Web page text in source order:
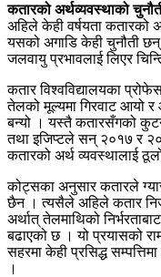
कतारको अर्थव्यवस्थाको
अहिले केही वर्षयता कतारको
यसको अगाडि केही चुनौती छन्
जलवायु प्रभावलाई लिएर
कतार विश्वविद्यालयका
तेलको मूल्यमा गिरवाट आयो र
बन्यो । यस्तै कतारसँगको
तथा इजिप्टले सन् २०१७ र
कतारको अर्थ व्यवस्थालाई
कोट्सका अनुसार कतारले
छैन । त्यसैले अहिले कतार
अर्थात् तेलमाथिको
बढाएको छ । यो प्रयासको
सहरमा केही प्रसिद्ध
।